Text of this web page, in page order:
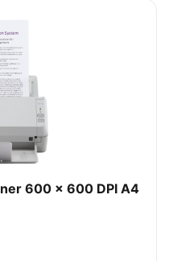
°C
procent
600 x 600 DPI A4